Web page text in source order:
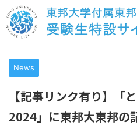
News
【記事リンク有り】「
2024」に東邦大東邦の